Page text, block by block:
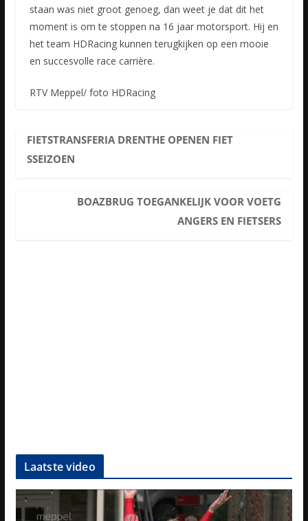
staan was niet groot genoeg, dan weet je dat dit het
moment is om te stoppen na 16 jaar motorsport. Hij en
het team HDRacing kunnen terugkijken op een mooie
en succesvolle race carrière.
RTV Meppel/ foto HDRacing
FIETSTRANSFERIA DRENTHE OPENEN FIET
SSEIZOEN
BOAZBRUG TOEGANKELIJK VOOR VOETG
ANGERS EN FIETSERS
Laatste video